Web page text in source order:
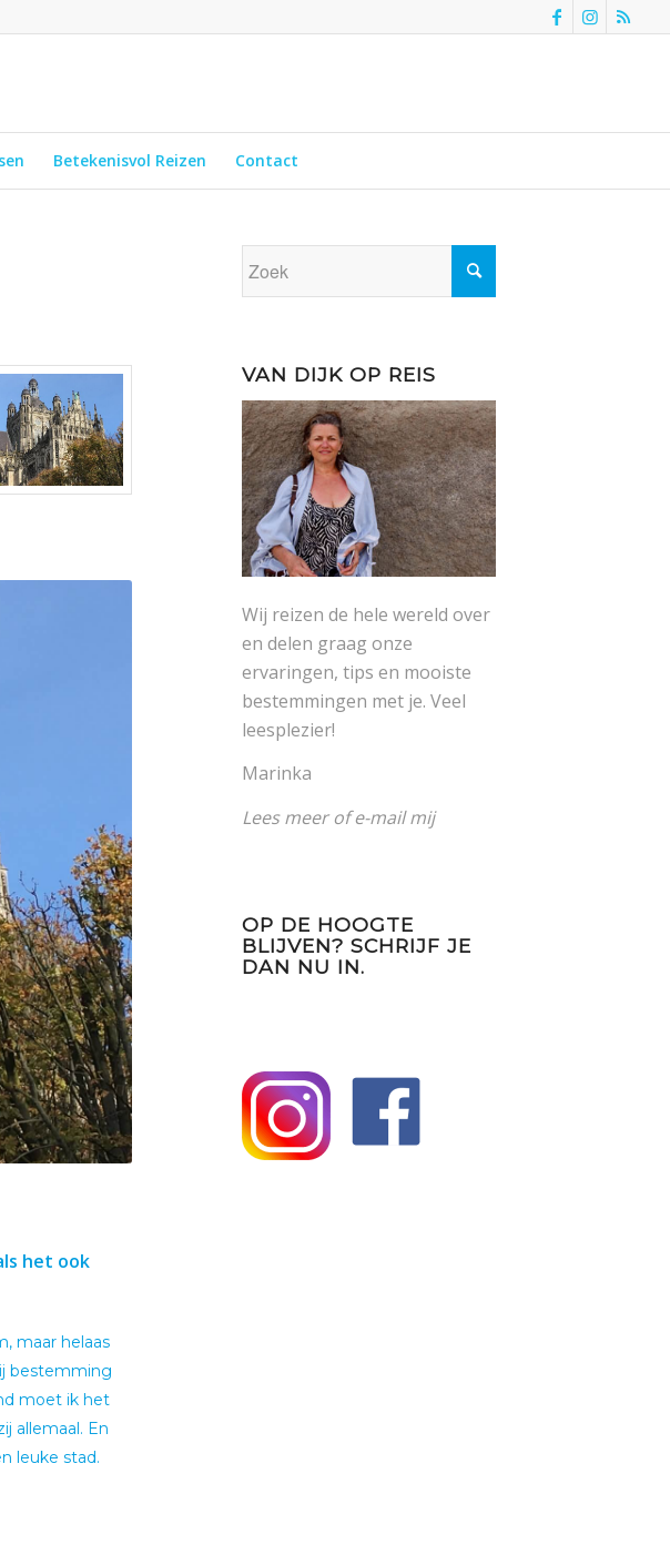
Betekenisvol Reizen Contact
het ook
maar helaas
bestemming
moet ik het
allemaal. En
leuke stad.
VAN DIJK OP REIS
Wij reizen de hele wereld over
en delen graag onze
ervaringen, tips en mooiste
bestemmingen met je. Veel
leesplezier!
Marinka
Lees meerofe-mail mij
OP DE HOOGTE
BLIJVEN? SCHRIJF JE
DAN NU IN.